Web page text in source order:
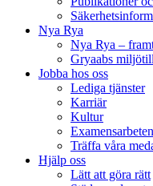
Nya Rya
Nya Rya –
Gryaabs
Jobba hos oss
Lediga tjänster
Karriär
Kultur
Examensarbeten
Träffa våra
Hjälp oss
Lätt att göra rätt